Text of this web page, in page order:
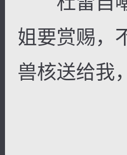
姐要赏赐，
兽核送给我